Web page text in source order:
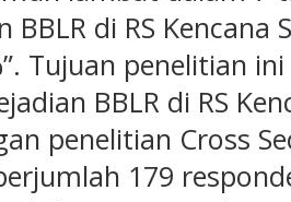
BBLR di RS
Tujuan penelitian
BBLR di RS
penelitian Cross
179